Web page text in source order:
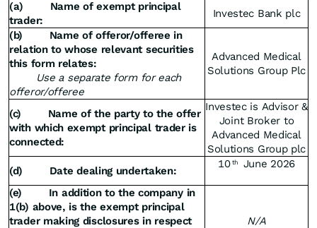
(a) Name of exempt principal
trader:
Investec Bank plc
(b) Name of offeror/offeree in
relation to whose relevant securities
this form relates:
Use a separate form for each
offeror/offeree
Advanced Medical
Solutions Group Plc
(c) Name of the party to the offer
with which exempt principal trader is
connected:
Investec is Advisor &
Joint Broker to
Advanced Medical
Solutions Group plc
(d) Date dealing undertaken:
10 th June 2026
(e) In addition to the company in
1(b) above, is the exempt principal
trader making disclosures in respect
N/A